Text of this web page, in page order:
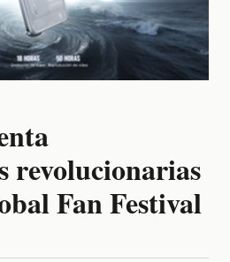
revolucionarias
Fan Festival